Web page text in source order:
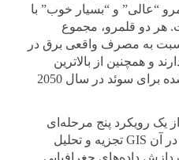
“عالی” و “بسیار خوب” با
است. هر دو قلمرو، مجموع
به مصرف واقعی برق در
کشور در سال 2021 دارند و همچنین از بالاترین
سطح مصرف برق پیش‌بینی‌شده برای سوئد در سال 2050
یک رویکرد پنج مرحله‌ای
GIS-MCDM استفاده کرد که در آن GIS تجزیه و تحلیل